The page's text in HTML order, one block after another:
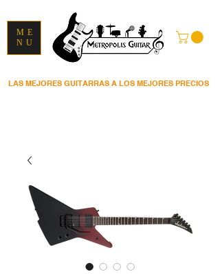
LAS MEJORES GUITARRAS A LOS MEJORES PRECIOS
ME
NU